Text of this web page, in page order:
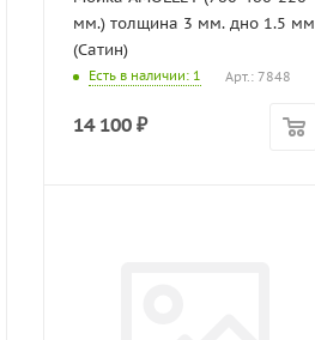
мм.) толщина 3 мм. дно 1.5 мм
(Сатин)
Есть в наличии: 1 Арт.: 7848
14 100 ₽